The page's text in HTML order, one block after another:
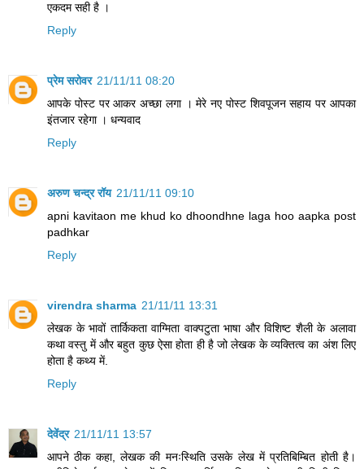
एकदम सही है ।
Reply
प्रेम सरोवर 21/11/11 08:20
आपके पोस्ट पर आकर अच्छा लगा । मेरे नए पोस्ट शिवपूजन सहाय पर आपका
इंतजार रहेगा । धन्यवाद
Reply
अरुण चन्द्र रॉय 21/11/11 09:10
apni kavitaon me khud ko dhoondhne laga hoo aapka post
padhkar
Reply
virendra sharma 21/11/11 13:31
लेखक के भावों तार्किकता वाग्मिता वाक्पटुता भाषा और विशिष्ट शैली के अलावा
कथा वस्तु में और बहुत कुछ ऐसा होता ही है जो लेखक के व्यक्तित्व का अंश लिए
होता है कथ्य में.
Reply
देवेंद्र 21/11/11 13:57
आपने ठीक कहा, लेखक की मनःस्थिति उसके लेख में प्रतिबिम्बित होती है।